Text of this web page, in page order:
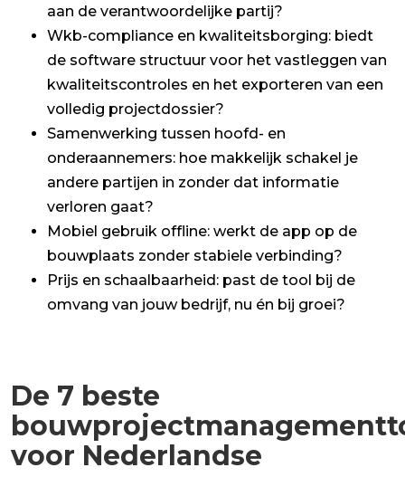
aan de verantwoordelijke partij?
Wkb-compliance en kwaliteitsborging: biedt
de software structuur voor het vastleggen van
kwaliteitscontroles en het exporteren van een
volledig projectdossier?
Samenwerking tussen hoofd- en
onderaannemers: hoe makkelijk schakel je
andere partijen in zonder dat informatie
verloren gaat?
Mobiel gebruik offline: werkt de app op de
bouwplaats zonder stabiele verbinding?
Prijs en schaalbaarheid: past de tool bij de
omvang van jouw bedrijf, nu én bij groei?
De 7 beste
voor Nederlandse